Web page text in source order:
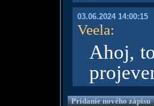
03.06.2024 14:00:15
Veela:
Ahoj,
Pridanie nového zápisu